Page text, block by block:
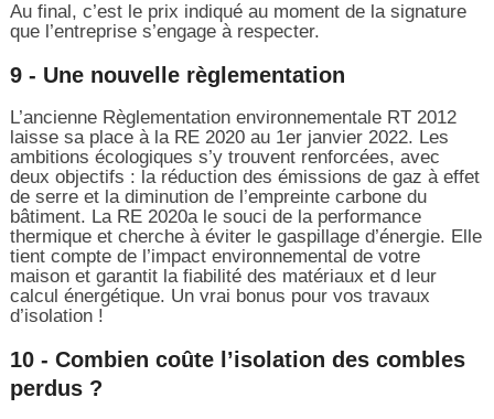
Au final, c’est le prix indiqué au moment de la signature
que l’entreprise s’engage à respecter.
9 - Une nouvelle règlementation
L’ancienne Règlementation environnementale RT 2012
laisse sa place à la RE 2020 au 1er janvier 2022. Les
ambitions écologiques s’y trouvent renforcées, avec
deux objectifs : la réduction des émissions de gaz à effet
de serre et la diminution de l’empreinte carbone du
bâtiment. La RE 2020a le souci de la performance
thermique et cherche à éviter le gaspillage d’énergie. Elle
tient compte de l’impact environnemental de votre
maison et garantit la fiabilité des matériaux et d leur
calcul énergétique. Un vrai bonus pour vos travaux
d’isolation !
10 - Combien coûte l’isolation des combles
perdus ?